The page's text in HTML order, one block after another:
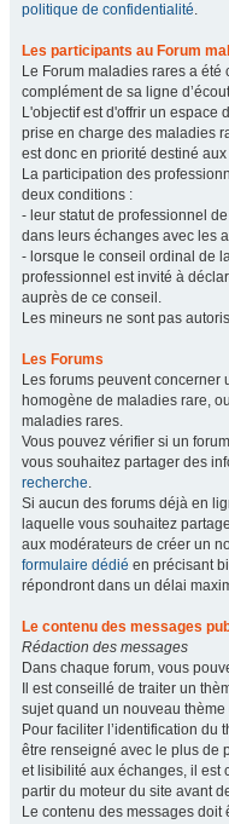
politique de confidentialité.
Les participants au Forum
Le Forum maladies rares a
complément de sa ligne
L'objectif est d'offrir un espace
prise en charge des maladies
est donc en priorité destiné
La participation des
deux conditions :
- leur statut de professionnel
dans leurs échanges avec les
- lorsque le conseil ordinal de
professionnel est invité à
auprès de ce conseil.
Les mineurs ne sont pas
Les Forums
Les forums peuvent
homogène de maladies rare,
maladies rares.
Vous pouvez vérifier si un
vous souhaitez partager des
recherche.
Si aucun des forums déjà en
laquelle vous souhaitez
aux modérateurs de créer un
formulaire dédié en précisant
répondront dans un délai
Le contenu des messages
Rédaction des messages
Dans chaque forum, vous
Il est conseillé de traiter un
sujet quand un nouveau thème
Pour faciliter l’identification du
être renseigné avec le plus de
et lisibilité aux échanges, il est
partir du moteur du site avant
Le contenu des messages doit